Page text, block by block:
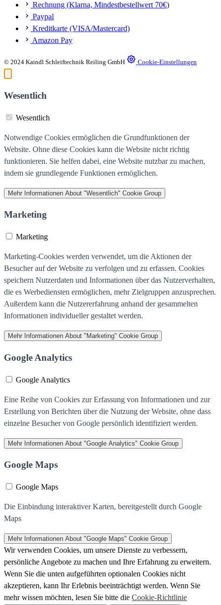
Rechnung (Klarna, Mindestbestellwert 70€)
Paypal
Kreditkarte (VISA/Mastercard)
Amazon Pay
© 2024 Kaindl Schleiftechnik Reiling GmbH Cookie-Einstellungen
Wesentlich
Wesentlich
Notwendige Cookies ermöglichen die Grundfunktionen der
Website. Ohne diese Cookies kann die Website nicht richtig
funktionieren. Sie helfen dabei, eine Website nutzbar zu machen,
indem sie grundlegende Funktionen ermöglichen.
Mehr Informationen About "Wesentlich" Cookie Group
Marketing
Marketing
Marketing-Cookies werden verwendet, um die Aktionen der
Besucher auf der Website zu verfolgen und zu erfassen. Cookies
speichern Nutzerdaten und Informationen über das Nutzerverhalten,
die es Werbediensten ermöglichen, mehr Zielgruppen anzusprechen.
Außerdem kann die Nutzererfahrung anhand der gesammelten
Informationen individueller gestaltet werden.
Mehr Informationen About "Marketing" Cookie Group
Google Analytics
Google Analytics
Eine Reihe von Cookies zur Erfassung von Informationen und zur
Erstellung von Berichten über die Nutzung der Website, ohne dass
einzelne Besucher von Google persönlich identifiziert werden.
Mehr Informationen About "Google Analytics" Cookie Group
Google Maps
Google Maps
Die Einbindung interaktiver Karten, bereitgestellt durch Google
Maps
Mehr Informationen About "Google Maps" Cookie Group
Wir verwenden Cookies, um unsere Dienste zu verbessern,
persönliche Angebote zu machen und Ihre Erfahrung zu erweitern.
Wenn Sie die unten aufgeführten optionalen Cookies nicht
akzeptieren, kann Ihr Erlebnis beeinträchtigt werden. Wenn Sie
mehr wissen möchten, lesen Sie bitte die Cookie-Richtlinie